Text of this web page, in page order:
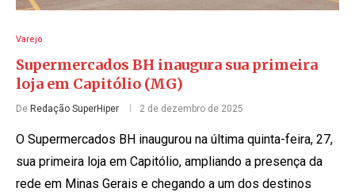
Varejo
Supermercados BH inaugura sua primeira
loja em Capitólio (MG)
De Redação SuperHiper 2 de dezembro de 2025
O Supermercados BH inaugurou na última quinta-feira, 27,
sua primeira loja em Capitólio, ampliando a presença da
rede em Minas Gerais e chegando a um dos destinos